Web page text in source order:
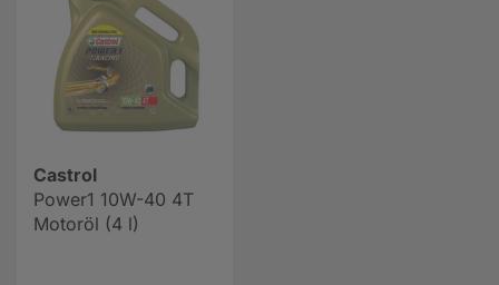
Castrol
Power1 10W-40 4T
Motoröl (4 l)